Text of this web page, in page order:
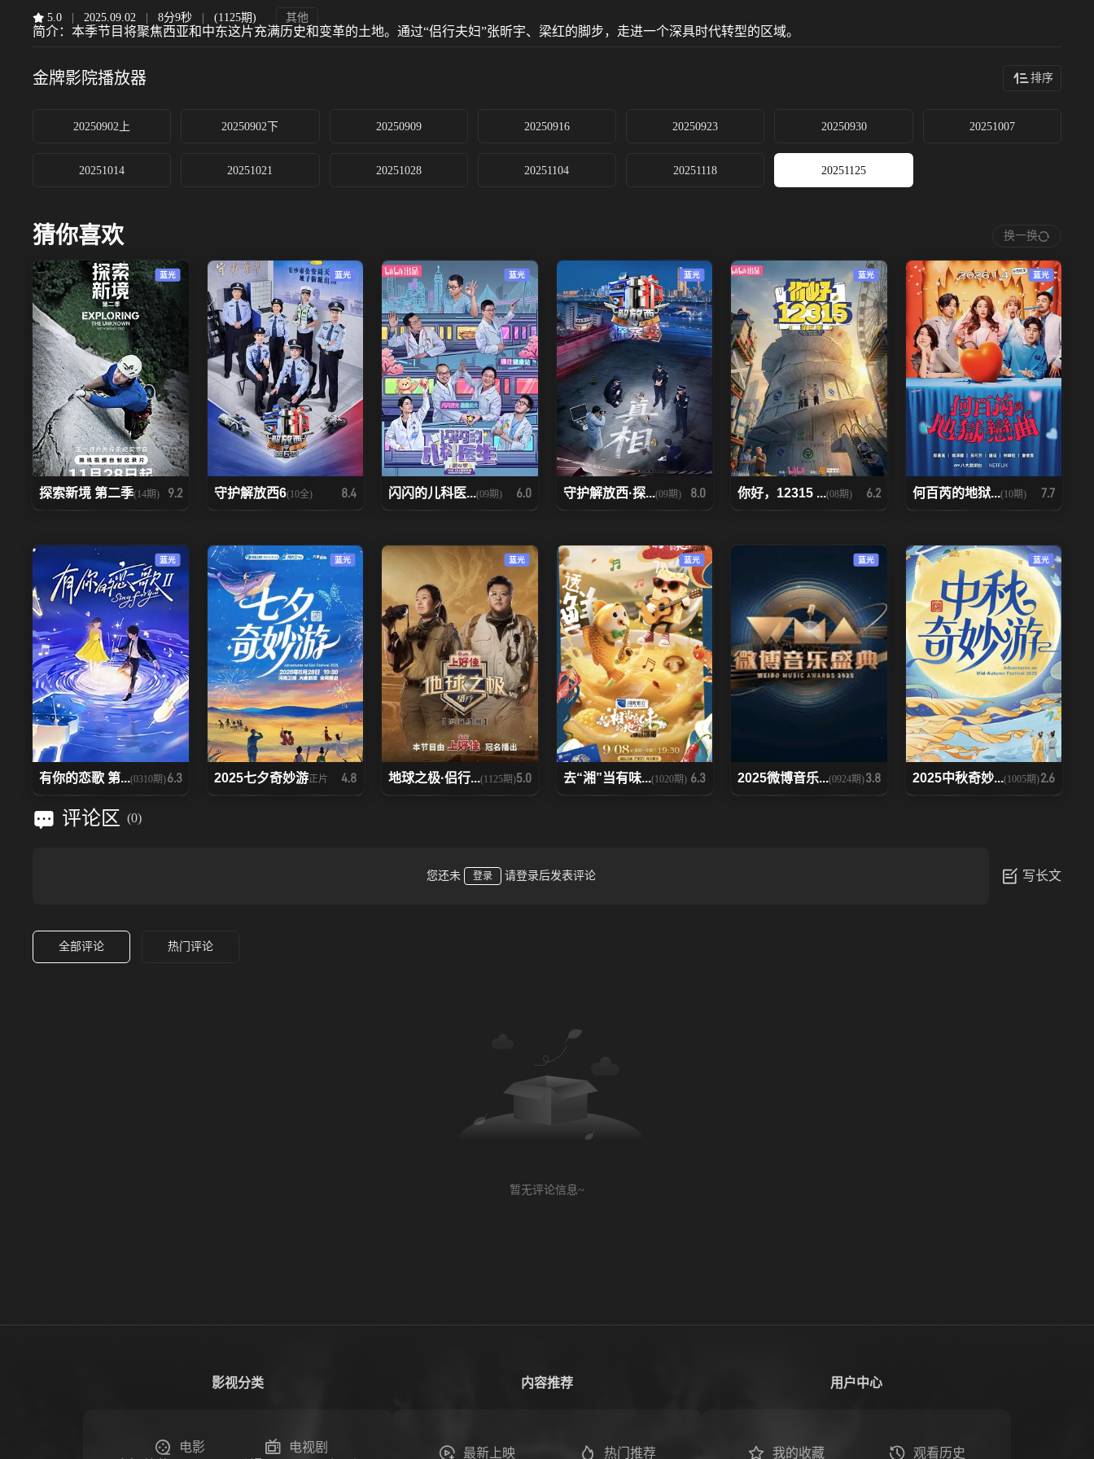
5.0 2025.09.02 8分9秒 (1125期) 其他
简介： 本季节目将聚焦西亚和中东这片充满历史和变革的土地。通过“侣行夫妇”张昕宇、梁红的脚步，走进一个深具时代转型的区域。
金牌影院播放器 排序
20250902上 20250902下 20250909 20250916 20250923 20250930 20251007
20251014 20251021 20251028 20251104 20251118 20251125
猜你喜欢 换一换
蓝光
探索新境 第二季(14期) 9.2
蓝光
守护解放西6(10全) 8.4
蓝光
闪闪的儿科医...(09期) 6.0
蓝光
守护解放西·探...(09期) 8.0
蓝光
你好，12315 ...(08期) 6.2
蓝光
何百芮的地狱...(10期) 7.7
蓝光
有你的恋歌 第...(0310期)6.3
蓝光
2025七夕奇妙游正片 4.8
蓝光
地球之极·侣行...(1125期)5.0
蓝光
去“湘”当有味...(1020期) 6.3
蓝光
2025微博音乐...(0924期)3.8
蓝光
2025中秋奇妙...(1005期)2.6
评论区 (0)
您还未 登录 请登录后发表评论 写长文
全部评论 热门评论
暂无评论信息~
影视分类
电影
电视剧
内容推荐
最新上映 热门推荐
用户中心
我的收藏 观看历史